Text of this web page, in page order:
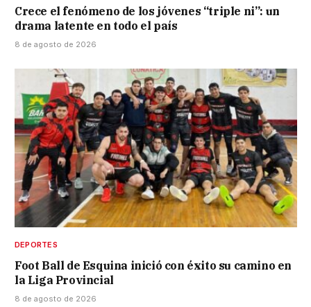
Crece el fenómeno de los jóvenes “triple ni”: un
drama latente en todo el país
8 de agosto de 2026
DEPORTES
Foot Ball de Esquina inició con éxito su camino en
la Liga Provincial
8 de agosto de 2026